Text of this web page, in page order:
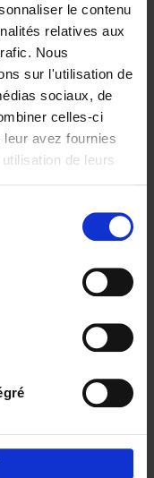
le contenu
relatives aux
Nous
sur l'utilisation de
sociaux, de
celles-ci
avez fournies
de leurs
= Building
De Feyter
Carolien Boom
200
like a PRO -
edition (EN)